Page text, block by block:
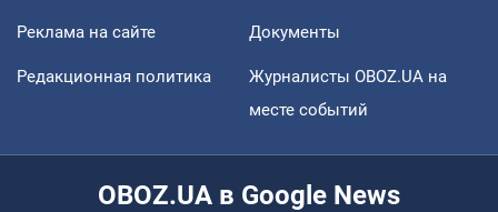
Реклама на сайте Документы
Редакционная политика
Журналисты OBOZ.UA на
месте событий
OBOZ.UA в Google News